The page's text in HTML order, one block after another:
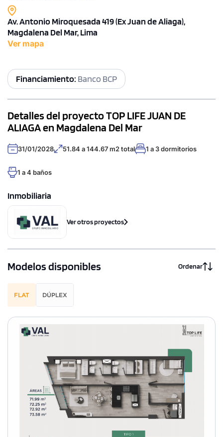
Av. Antonio Miroquesada 419 (Ex Juan de Aliaga),
Magdalena Del Mar, Lima
Ver mapa
Financiamiento: Banco BCP
Detalles del proyecto TOP LIFE JUAN DE
ALIAGA en Magdalena Del Mar
31/01/2028 51.84 a 144.67 m2 total 1 a 3 dormitorios
1 a 4 baños
Inmobiliaria
Ver otros proyectos
Modelos disponibles Ordenar
FLAT DÚPLEX